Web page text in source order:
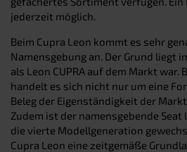
jederzeit möglich.
Beim Cupra Leon kommt es sehr
Namensgebung an. Der Grund liegt
als Leon CUPRA auf dem Markt war.
handelt es sich nicht nur um eine
Beleg der Eigenständigkeit der
Zudem ist der namensgebende Seat
die vierte Modellgeneration
Cupra Leon eine zeitgemäße